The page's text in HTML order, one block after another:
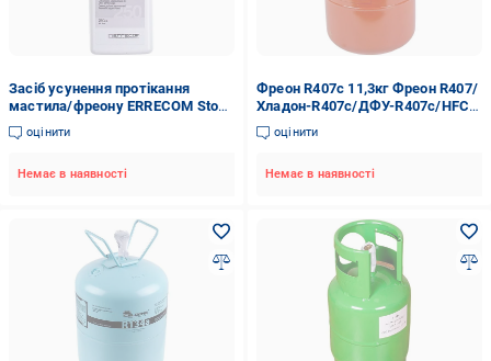
Засіб усунення протікання
мастила/фреону ERRECOM Stop
Leak TR 1061.Q.P2 12 доз по 7,5
мл 250 мл (00000044102)
оцінити
Немає в наявності
Фреон R407c 11,3кг Фреон R407/
Хладон-R407c/ДФУ-R407c/HFC-
R407 C (00000047757)
оцінити
Немає в наявності